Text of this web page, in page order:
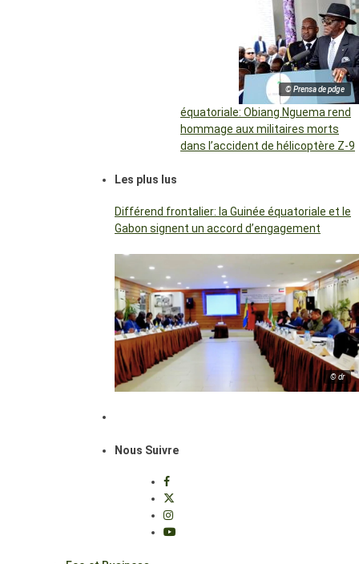
© Prensa de pdge
équatoriale: Obiang Nguema rend
hommage aux militaires morts
dans l’accident de hélicoptère Z-9
Les plus lus
Différend frontalier: la Guinée équatoriale et le
Gabon signent un accord d’engagement
© dr
Nous Suivre